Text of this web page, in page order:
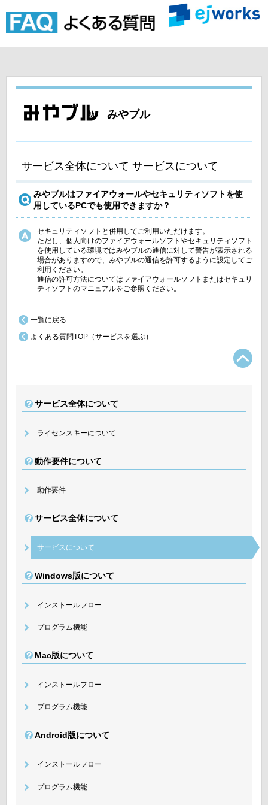
みやブル
サービス全体について サービスについて
みやブルはファイアウォールやセキュリティソフトを使
用しているPCでも使用できますか？
セキュリティソフトと併用してご利用いただけます。
ただし、個人向けのファイアウォールソフトやセキュリティソフト
を使用している環境ではみやブルの通信に対して警告が表示される
場合がありますので、みやブルの通信を許可するように設定してご
利用ください。
通信の許可方法についてはファイアウォールソフトまたはセキュリ
ティソフトのマニュアルをご参照ください。
一覧に戻る
よくある質問TOP（サービスを選ぶ）
サービス全体について
ライセンスキーについて
動作要件について
動作要件
サービス全体について
サービスについて
Windows版について
インストールフロー
プログラム機能
Mac版について
インストールフロー
プログラム機能
Android版について
インストールフロー
プログラム機能